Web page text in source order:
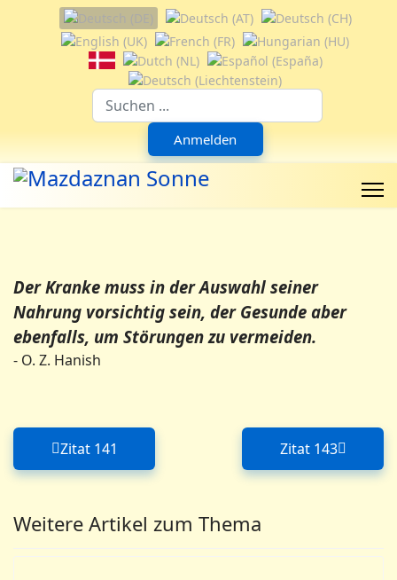
Sprache auswählen
Anmelden
Der Kranke muss in der Auswahl seiner
Nahrung vorsichtig sein, der Gesunde aber
ebenfalls, um Störungen zu vermeiden.
- O. Z. Hanish
Vorheriger Beitrag: Zitat 141
Zitat 141 Nächster
Zitat 143
Weitere Artikel zum Thema